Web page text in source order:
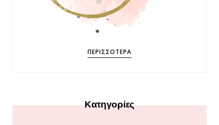
ΠΕΡΙΣΣΌΤΕΡΑ
Κατηγορίες